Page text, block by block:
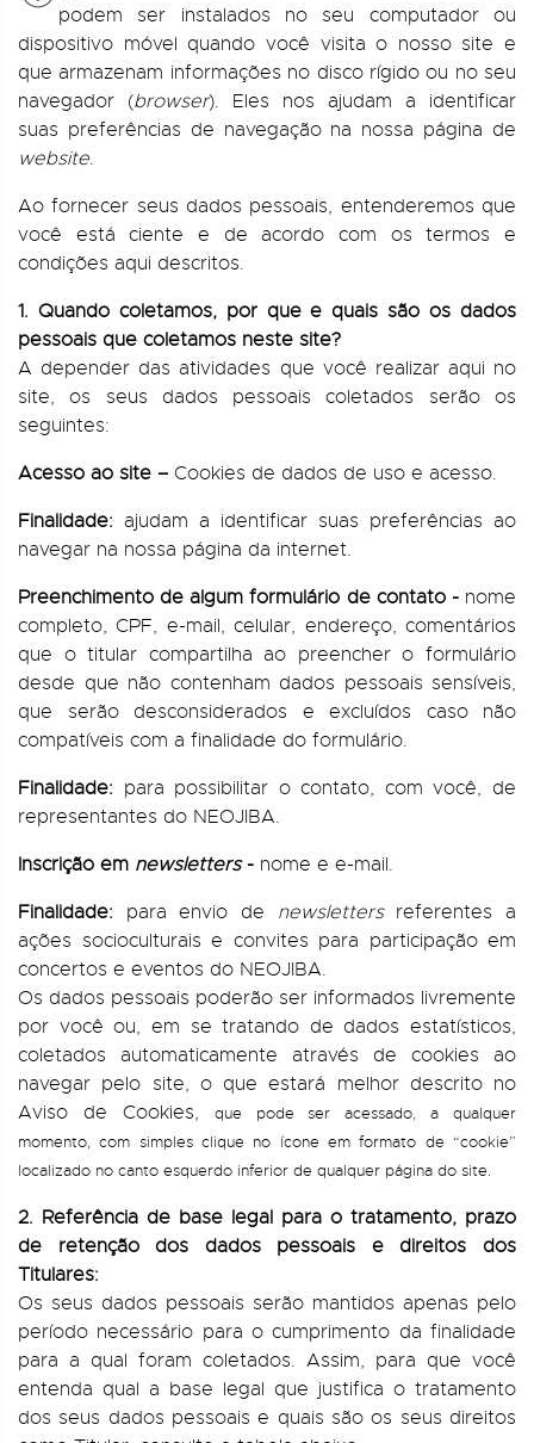
podem ser instalados no seu computador ou
dispositivo móvel quando você visita o nosso site e
que armazenam informações no disco rígido ou no seu
navegador (browser). Eles nos ajudam a identificar
suas preferências de navegação na nossa página de
website.
Ao fornecer seus dados pessoais, entenderemos que
você está ciente e de acordo com os termos e
condições aqui descritos.
1. Quando coletamos, por que e quais são os dados
pessoais que coletamos neste site?
A depender das atividades que você realizar aqui no
site, os seus dados pessoais coletados serão os
seguintes:
Acesso ao site – Cookies de dados de uso e acesso.
Finalidade: ajudam a identificar suas preferências ao
navegar na nossa página da internet.
Preenchimento de algum formulário de contato -nome
completo, CPF, e-mail, celular, endereço, comentários
que o titular compartilha ao preencher o formulário
desde que não contenham dados pessoais sensíveis,
que serão desconsiderados e excluídos caso não
compatíveis com a finalidade do formulário.
Finalidade: para possibilitar o contato, com você, de
representantes do NEOJIBA.
Inscrição em newsletters- nome e e-mail.
Finalidade: para envio de newslettersreferentes a
ações socioculturais e convites para participação em
concertos e eventos do NEOJIBA.
Os dados pessoais poderão ser informados livremente
por você ou, em se tratando de dados estatísticos,
coletados automaticamente através de cookies ao
navegar pelo site, o que estará melhor descrito no
Aviso de Cookies,
que pode ser acessado, a qualquer
momento, com simples clique no ícone em formato de “cookie”
localizado no canto esquerdo inferior de qualquer página do site.
2. Referência de base legal para o tratamento, prazo
de retenção dos dados pessoais e direitos dos
Titulares:
Os seus dados pessoais serão mantidos apenas pelo
período necessário para o cumprimento da finalidade
para a qual foram coletados. Assim, para que você
entenda qual a base legal que justifica o tratamento
dos seus dados pessoais e quais são os seus direitos